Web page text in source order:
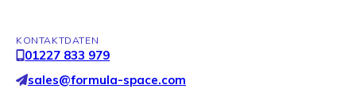
KONTAKTDATEN
01227 833 979
sales@formula-space.com